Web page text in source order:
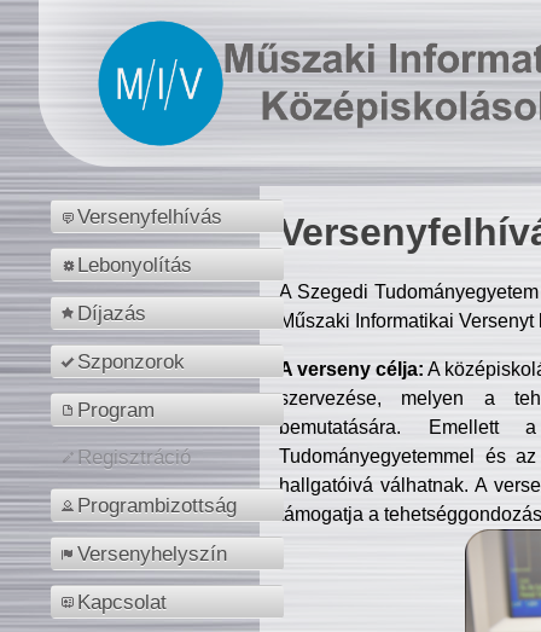
Versenyfelhívás
Lebonyolítás
Díjazás
Szponzorok
Program
Regisztráció
Programbizottság
Versenyhelyszín
Kapcsolat
A Szegedi
Műszaki Informatikai
A verseny célja: A
szervezése, melyen a
bemutatására. Emellett
Tudományegyetemmel és
hallgatóivá válhatnak. A
támogatja a